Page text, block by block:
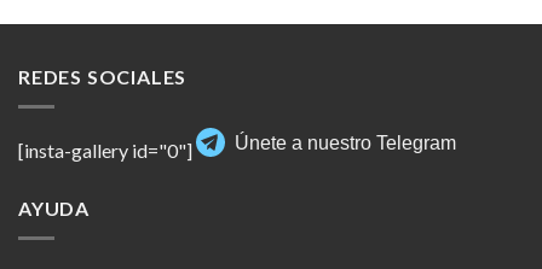
REDES SOCIALES
[insta-gallery id="0"] Únete a nuestro Telegram
AYUDA